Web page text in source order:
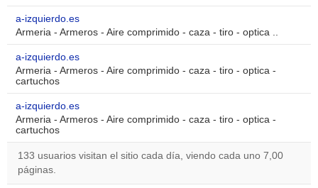
a-izquierdo.es
Armeria - Armeros - Aire comprimido - caza - tiro - optica ..
a-izquierdo.es
Armeria - Armeros - Aire comprimido - caza - tiro - optica -
cartuchos
a-izquierdo.es
Armeria - Armeros - Aire comprimido - caza - tiro - optica -
cartuchos
133 usuarios visitan el sitio cada día, viendo cada uno 7,00
páginas.